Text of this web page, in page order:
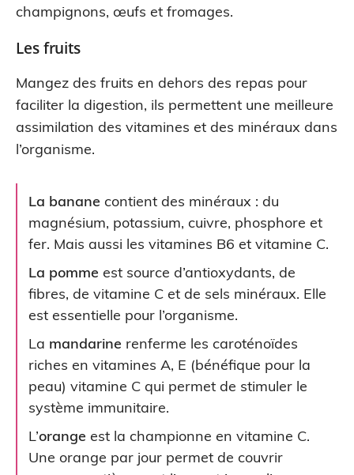
champignons, œufs et fromages.
Les fruits
Mangez des fruits en dehors des repas pour
faciliter la digestion, ils permettent une meilleure
assimilation des vitamines et des minéraux dans
l’organisme.
La banane contient des minéraux : du
magnésium, potassium, cuivre, phosphore et
fer. Mais aussi les vitamines B6 et vitamine C.
La pomme est source d’antioxydants, de
fibres, de vitamine C et de sels minéraux. Elle
est essentielle pour l’organisme.
La mandarine renferme les caroténoïdes
riches en vitamines A, E (bénéfique pour la
peau) vitamine C qui permet de stimuler le
système immunitaire.
L’orange est la championne en vitamine C.
Une orange par jour permet de couvrir